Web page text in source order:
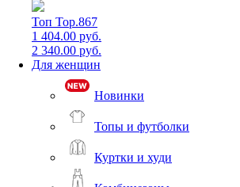
Топ Top.867
1 404.00 руб.
2 340.00 руб.
Для женщин
Новинки
Топы и футболки
Куртки и худи